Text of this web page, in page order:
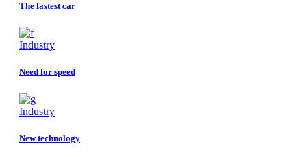
The fastest car
Industry
Need for speed
Industry
New technology